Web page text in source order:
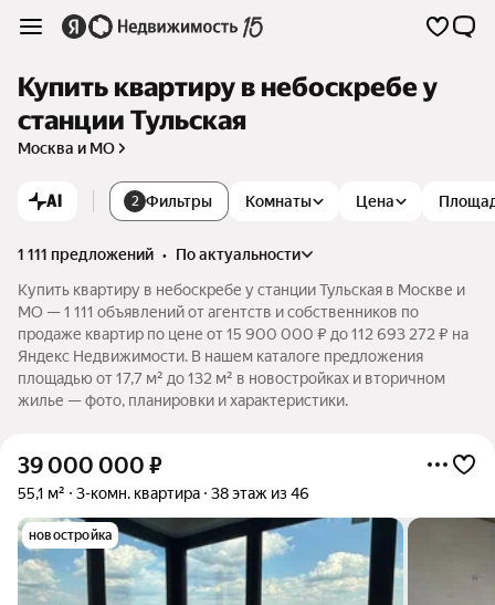
Купить квартиру в небоскребе у
станции Тульская
Москва и МО
AI 2 Фильтры Комнаты Цена
1 111 предложений •
по актуальности
Купить квартиру в небоскребе у станции Тульская в Москве и
МО — 1 111 объявлений от агентств и собственников по
продаже квартир по цене от 15 900 000 ₽ до 112 693 272 ₽ на
Яндекс Недвижимости. В нашем каталоге предложения
площадью от 17,7 м² до 132 м² в новостройках и вторичном
жилье — фото, планировки и характеристики.
39 000 000 ₽
55,1 м² 3-комн. квартира 38 этаж из 46
новостройка